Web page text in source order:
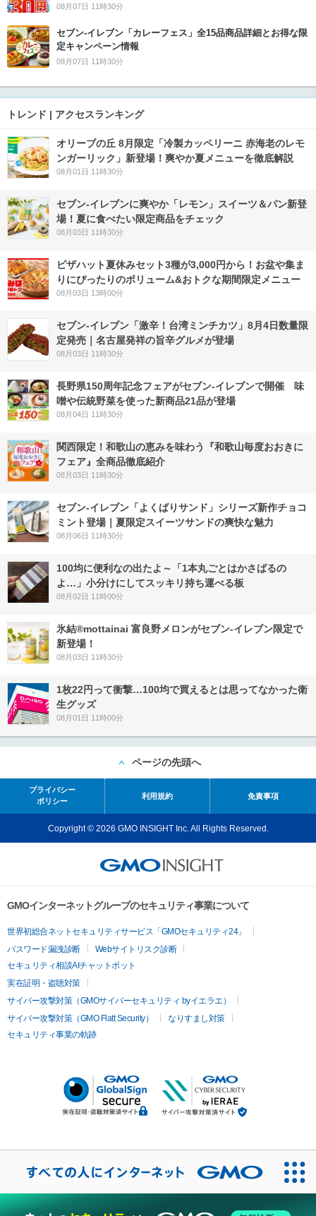
08月07日 11時30分
セブン‐イレブン「カレーフェス」全15品商品詳細とお得な限
定キャンペーン情報
08月07日 11時30分
トレンド | アクセスランキング
オリーブの丘 8月限定「冷製カッペリーニ 赤海老のレモ
ンガーリック」新登場！爽やか夏メニューを徹底解説
08月01日 11時30分
セブン‐イレブンに爽やか「レモン」スイーツ＆パン新登
場！夏に食べたい限定商品をチェック
08月03日 11時30分
ピザハット夏休みセット3種が3,000円から！お盆や集ま
りにぴったりのボリューム&おトクな期間限定メニュー
08月03日 13時00分
セブン-イレブン「激辛！台湾ミンチカツ」8月4日数量限
定発売｜名古屋発祥の旨辛グルメが登場
08月03日 11時30分
長野県150周年記念フェアがセブン-イレブンで開催 味
噌や伝統野菜を使った新商品21品が登場
08月04日 11時30分
関西限定！和歌山の恵みを味わう『和歌山毎度おおきに
フェア』全商品徹底紹介
08月03日 11時30分
セブン‐イレブン「よくばりサンド」シリーズ新作チョコ
ミント登場｜夏限定スイーツサンドの爽快な魅力
08月06日 11時30分
100均に便利なの出たよ～「1本丸ごとはかさばるの
よ…」小分けにしてスッキリ持ち運べる板
08月02日 11時00分
氷結®mottainai 富良野メロンがセブン‐イレブン限定で
新登場！
08月03日 11時30分
1枚22円って衝撃…100均で買えるとは思ってなかった衛
生グッズ
08月01日 11時00分
ページの先頭へ
プライバシー
ポリシー
利用規約 免責事項
Copyright © 2026 GMO INSIGHT Inc. All Rights Reserved.
GMOインターネットグループのセキュリティ事業について
世界初総合ネットセキュリティサービス「GMOセキュリティ24」
パスワード漏洩診断
Webサイトリスク診断
セキュリティ相談AIチャットボット
実在証明・盗聴対策
サイバー攻撃対策（GMOサイバーセキュリティ byイエラエ）
サイバー攻撃対策（GMO Flatt Security）
なりすまし対策
セキュリティ事業の軌跡